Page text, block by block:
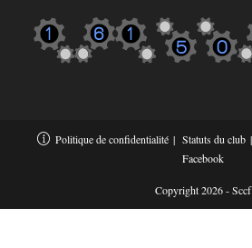
Politique de confidentialité Statuts du club
Facebook
Copyright 2026 - Sccf